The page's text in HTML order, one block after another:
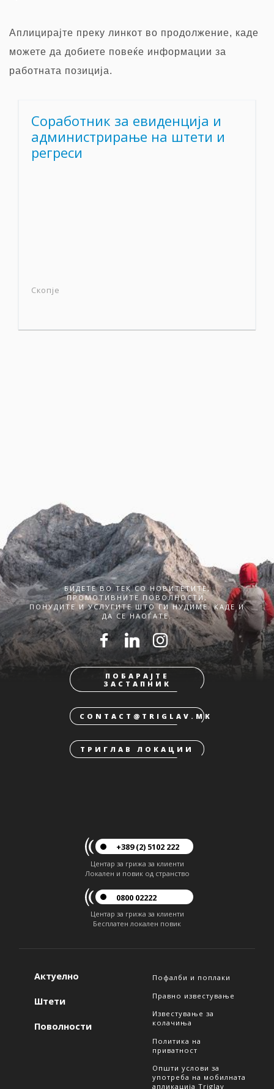
Аплицирајте преку линкот во продолжение, каде
можете да добиете повеќе информации за
работната позиција.
Соработник за евиденција и
администрирање на штети и
регреси
Скопје
БИДЕТЕ ВО ТЕК СО НОВИТЕТИТЕ,
ПРОМОТИВНИТЕ ПОВОЛНОСТИ,
ПОНУДИТЕ И УСЛУГИТЕ ШТО ГИ НУДИМЕ. КАДЕ И
ДА СЕ НАОЃАТЕ.
ПОБАРАЈТЕ
ЗАСТАПНИК
CONTACT@TRIGLAV.MK
ТРИГЛАВ ЛОКАЦИИ
+389 (2) 5102 222
Центар за грижа за клиенти
Локален и повик од странство
0800 02222
Центар за грижа за клиенти
Бесплатен локален повик
Актуелно
Штети
Поволности
Пофалби и поплаки
Правно известување
Известување за
колачиња
Политика на
приватност
Општи услови за
употреба на мобилната
апликација Triglav